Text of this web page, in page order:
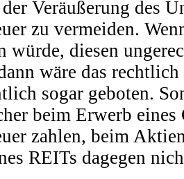
Veräußerung des
zu vermeiden.
würde, diesen
wäre das
sogar geboten.
beim Erwerb eines
zahlen, beim
REITs dagegen